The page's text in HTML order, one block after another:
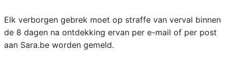
Elk verborgen gebrek moet op straffe van verval binnen
de 8 dagen na ontdekking ervan per e-mail of per post
aan Sara.be worden gemeld.